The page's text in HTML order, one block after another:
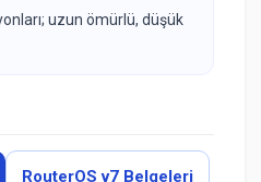
uzun ömürlü, düşük
RouterOS v7 Belgeleri